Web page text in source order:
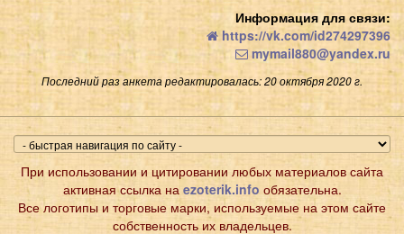
Информация для связи:
https://vk.com/id274297396
mymail880@yandex.ru
Последний раз анкета редактировалась: 20 октября 2020 г.
При использовании и цитировании любых материалов сайта
активная ссылка на ezoterik.info обязательна.
Все логотипы и торговые марки, используемые на этом сайте
собственность их владельцев.